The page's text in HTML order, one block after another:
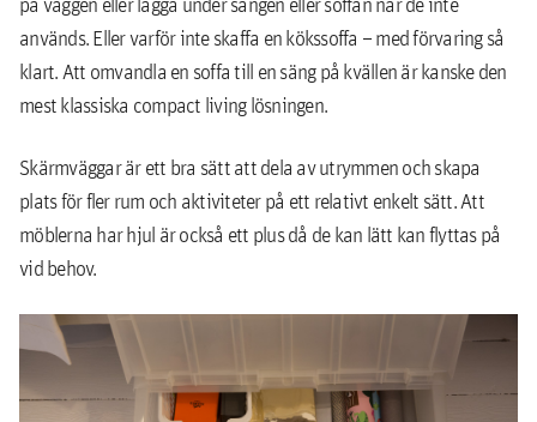
används. Eller varför inte skaffa en kökssoffa – med förvaring så
klart. Att omvandla en soffa till en säng på kvällen är kanske den
mest klassiska compact living lösningen.
Skärmväggar är ett bra sätt att dela av utrymmen och skapa
plats för fler rum och aktiviteter på ett relativt enkelt sätt. Att
möblerna har hjul är också ett plus då de kan lätt kan flyttas på
vid behov.